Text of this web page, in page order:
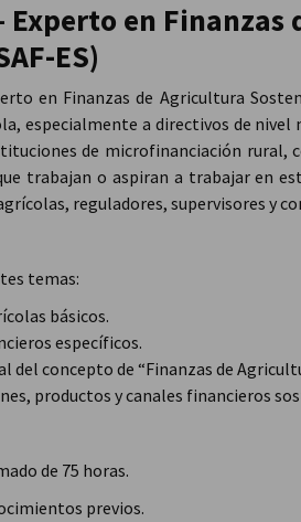
Experto en Finanzas
ES)
en Finanzas de Agricultura
especialmente a directivos de nivel
de microfinanciación rural,
trabajan o aspiran a trabajar en
reguladores, supervisores y
temas:
básicos.
específicos.
del concepto de “Finanzas de
productos y canales financieros
de 75 horas.
previos.